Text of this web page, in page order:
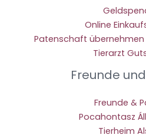
Online
Patenschaft
Tierarzt
Freunde
Freunde &
Pocahontasz
Tierheim